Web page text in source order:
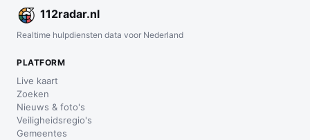
112radar.nl
Realtime hulpdiensten data voor Nederland
PLATFORM
Live kaart
Zoeken
Nieuws & foto's
Veiligheidsregio's
Gemeentes